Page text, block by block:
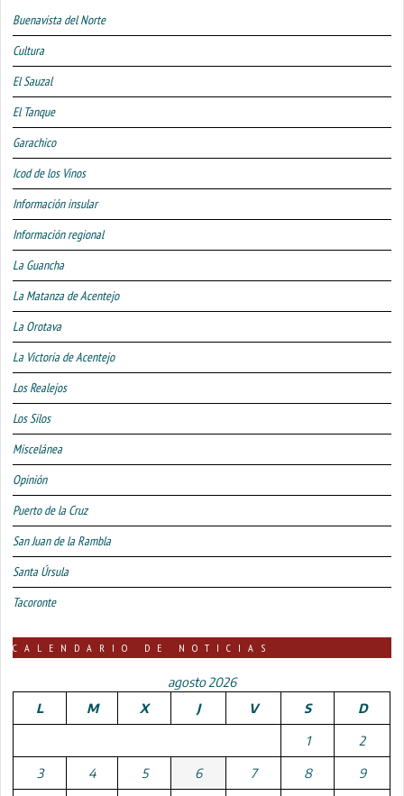
Buenavista del Norte
Cultura
El Sauzal
El Tanque
Garachico
Icod de los Vinos
Información insular
Información regional
La Guancha
La Matanza de Acentejo
La Orotava
La Victoria de Acentejo
Los Realejos
Los Silos
Miscelánea
Opinión
Puerto de la Cruz
San Juan de la Rambla
Santa Úrsula
Tacoronte
CALENDARIO DE NOTICIAS
agosto 2026
L
M X J V S D
1 2
3 4 5 6 7 8 9